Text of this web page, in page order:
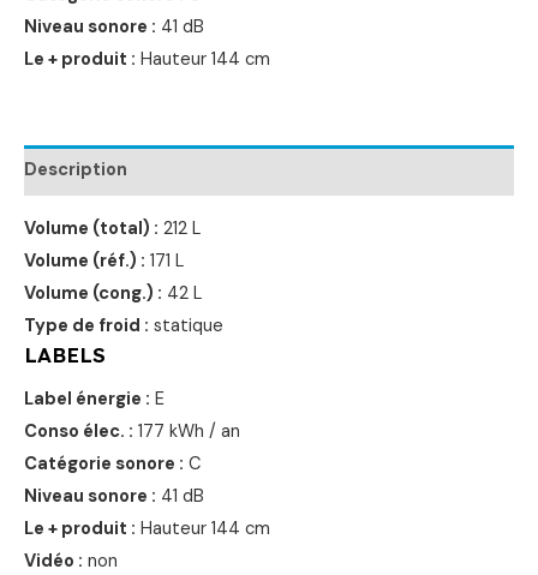
Niveau sonore : 41 dB
Le + produit : Hauteur 144 cm
Description
Volume (total) : 212 L
Volume (réf.) : 171 L
Volume (cong.) : 42 L
Type de froid : statique
LABELS
Label énergie : E
Conso élec. : 177 kWh / an
Catégorie sonore : C
Niveau sonore : 41 dB
Le + produit : Hauteur 144 cm
Vidéo : non